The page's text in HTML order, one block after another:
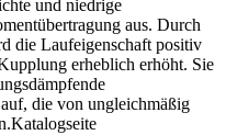
und niedrige
aus. Durch
die Laufeigenschaft positiv
erheblich erhöht. Sie
die von ungleichmäßig